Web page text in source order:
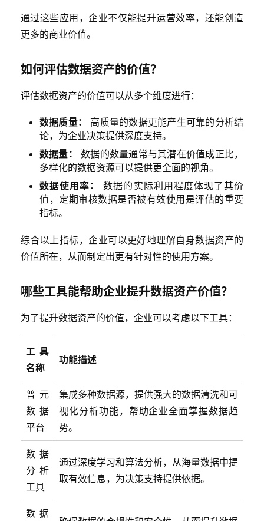
通过这些应用，企业不仅能提升运营效率，还能创造
更多的商业价值。
如何评估数据资产的价值？
评估数据资产的价值可以从多个维度进行：
数据质量：
高质量的数据更能产生可靠的分析结
论，为企业决策提供深度支持。
数据量：
数据的数量通常与其潜在价值成正比，
多样化的数据资源可以提供更全面的视角。
数据使用率：
数据的实际利用程度体现了其价
值，定期审核数据是否被有效使用是评估的重要
指标。
综合以上指标，企业可以更好地理解自身数据资产的
价值所在，从而制定出更有针对性的使用方案。
哪些工具能帮助企业提升数据资产价值？
为了提升数据资产的价值，企业可以考虑以下工具：
工具
名称
功能描述
普元
数据
平台
集成多种数据源，提供强大的数据清洗和可
视化分析功能，帮助企业全面掌握数据趋
势。
数据
分析
工具
通过深度学习和算法分析，从海量数据中提
取有效信息，为决策支持提供依据。
数据